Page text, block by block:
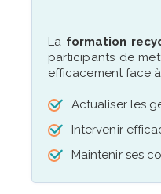
La formation
participants de
efficacement face
Actualiser les
Intervenir
Maintenir ses